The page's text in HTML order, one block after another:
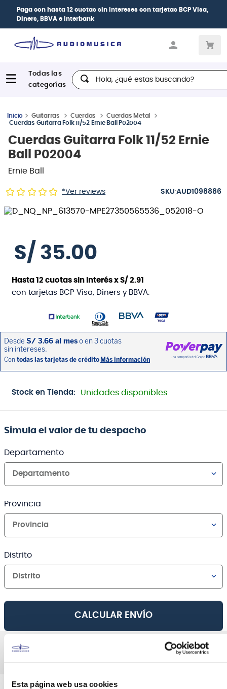
Esta página web usa cookies
Paga conhasta 12 cuotas sin interesescon tarjetas BCP Visa,
Diners, BBVA e Interbank
Hola, ¿qué estas buscando?
Guitarras Cuerdas
Cuerdas Metal
Cuerdas Guitarra Folk 11/52 Ernie Ball P02004
Cuerdas Guitarra Folk 11/52 Ernie
Ball P02004
Ernie Ball
*Ver reviews :AUD1098886
S/ 35.00
Hasta12 cuotas sin interés xS/ 2.91
con tarjetas BCP Visa, Diners y BBVA.
Stock en Tienda: Unidades disponibles
Simula el valor de tu despacho
Departamento
Departamento
Provincia
Provincia
Distrito
Distrito
CALCULAR ENVÍO
Canales de venta y asesoría
Teléfono